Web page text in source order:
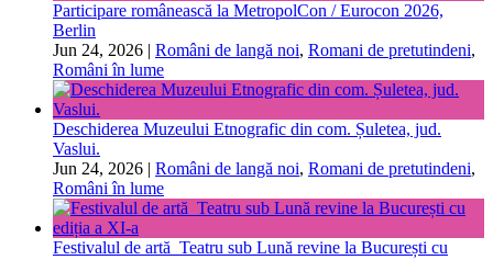
Participare românească la MetropolCon / Eurocon 2026,
Berlin
Jun 24, 2026
Români de langă noi, Romani de pretutindeni,
Români în lume
Deschiderea Muzeului Etnografic din com. Șuletea, jud.
Vaslui.
Jun 24, 2026
Români de langă noi, Romani de pretutindeni,
Români în lume
Festivalul de artă Teatru sub Lună revine la București cu